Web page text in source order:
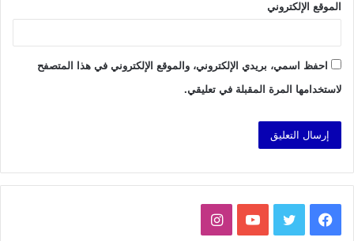
الموقع الإلكتروني
احفظ اسمي، بريدي الإلكتروني، والموقع الإلكتروني في هذا المتصفح
لاستخدامها المرة المقبلة في تعليقي.
فيسبوك تويتر يوتيوبانستقرام